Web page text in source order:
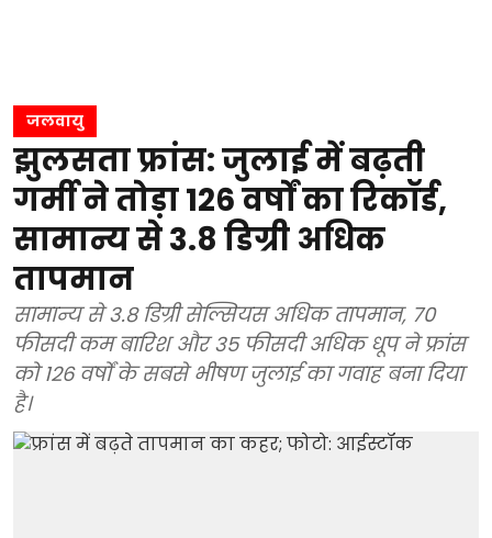
जलवायु
झुलसता फ्रांस: जुलाई में बढ़ती
गर्मी ने तोड़ा 126 वर्षों का रिकॉर्ड,
सामान्य से 3.8 डिग्री अधिक
तापमान
सामान्य से 3.8 डिग्री सेल्सियस अधिक तापमान, 70
फीसदी कम बारिश और 35 फीसदी अधिक धूप ने फ्रांस
को 126 वर्षों के सबसे भीषण जुलाई का गवाह बना दिया
है।